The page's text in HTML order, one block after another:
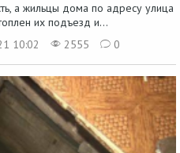
а жильцы дома по адресу улица
их подъезд и...
10:02 2555 0